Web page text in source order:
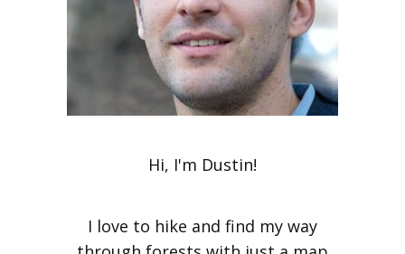
Hi, I'm Dustin!
I love to hike and find my way